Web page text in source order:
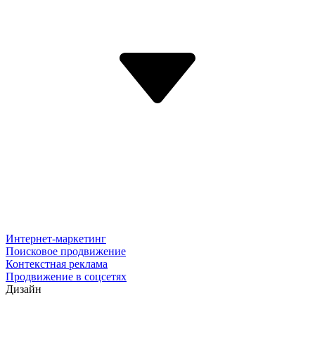
Интернет-маркетинг
Поисковое продвижение
Контекстная реклама
Продвижение в соцсетях
Дизайн